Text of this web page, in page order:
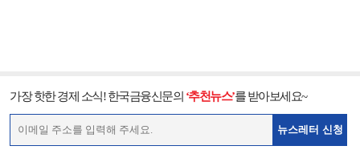
가장 핫한 경제 소식! 한국금융신문의 ‘추천뉴스’를 받아보세요~
뉴스레터 신청